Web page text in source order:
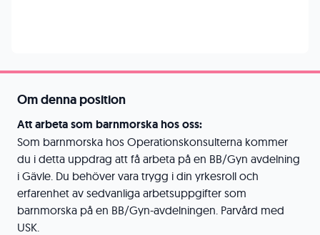
Om denna position
Att arbeta som barnmorska hos oss:
Som barnmorska hos Operationskonsulterna kommer
du i detta uppdrag att få arbeta på en BB/Gyn avdelning
i Gävle. Du behöver vara trygg i din yrkesroll och
erfarenhet av sedvanliga arbetsuppgifter som
barnmorska på en BB/Gyn-avdelningen. Parvård med
USK.